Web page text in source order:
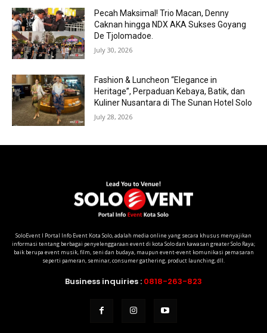
Pecah Maksimal! Trio Macan, Denny
Caknan hingga NDX AKA Sukses Goyang
De Tjolomadoe.
July 30, 2026
Fashion & Luncheon “Elegance in
Heritage”, Perpaduan Kebaya, Batik, dan
Kuliner Nusantara di The Sunan Hotel Solo
July 28, 2026
SoloEvent I Portal Info Event Kota Solo, adalah media online yang secara khusus menyajikan
informasi tentang berbagai penyelenggaraan event di kota Solo dan kawasan greater Solo Raya;
baik berupa event musik, film, seni dan budaya, maupun event-event komunikasi pemasaran
seperti pameran, seminar, consumer gathering, product launching, dll.
Business inquiries : 0818-263-823